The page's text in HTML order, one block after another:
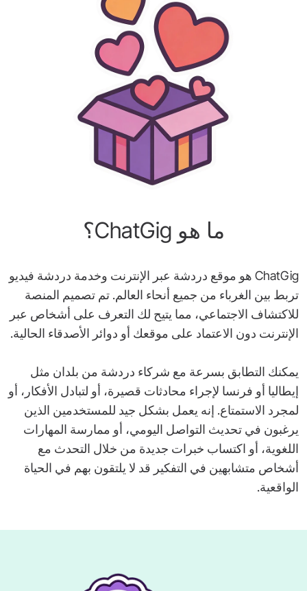
ما هو ChatGig؟
ChatGig هو موقع دردشة عبر الإنترنت وخدمة دردشة فيديو
تربط بين الغرباء من جميع أنحاء العالم. تم تصميم المنصة
للاكتشاف الاجتماعي، مما يتيح لك التعرف على أشخاص عبر
الإنترنت دون الاعتماد على موقعك أو دوائر الأصدقاء الحالية.
يمكنك التطابق بسرعة مع شركاء دردشة من بلدان مثل
إيطاليا أو فرنسا لإجراء محادثات قصيرة، أو لتبادل الأفكار، أو
لمجرد الاستمتاع. إنه يعمل بشكل جيد للمستخدمين الذين
يرغبون في تحديث التواصل اليومي، أو ممارسة المهارات
اللغوية، أو اكتساب خبرات جديدة من خلال التحدث مع
أشخاص متشابهين في التفكير قد لا يلتقون بهم في الحياة
الواقعية.